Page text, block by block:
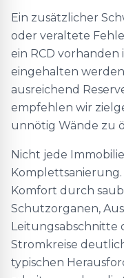
Ein zusätzlicher
oder veraltete
ein RCD
eingehalten
ausreichend
empfehlen wir
unnötig Wände zu
Nicht jede
Komplettsanierung.
Komfort durch
Schutzorganen,
Leitungsabschnitte
Stromkreise
typischen